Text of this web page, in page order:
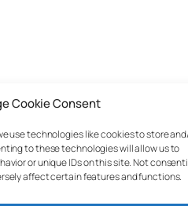
Cookie Consent
use technologies like cookies to store
to these technologies will allow us to
or unique IDs on this site. Not
affect certain features and functions.